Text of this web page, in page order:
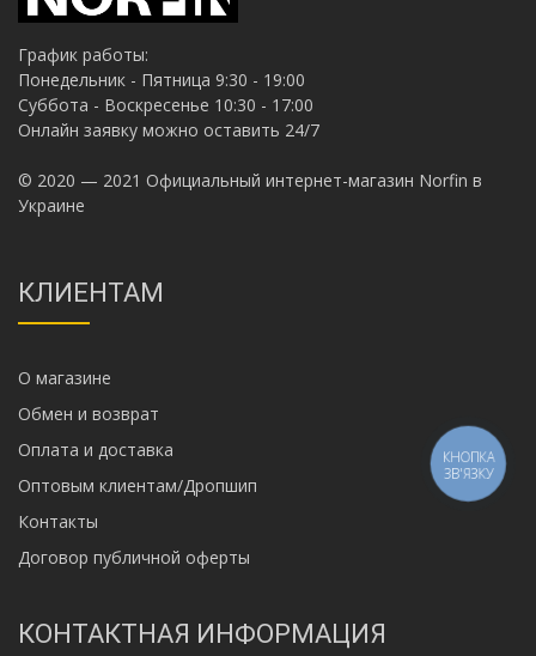
График работы:
Понедельник - Пятница 9:30 - 19:00
Суббота - Воскресенье 10:30 - 17:00
Онлайн заявку можно оставить 24/7
© 2020 — 2021 Официальный интернет-магазин Norfin в
Украине
КЛИЕНТАМ
О магазине
Обмен и возврат
Оплата и доставка
Оптовым клиентам/Дропшип
Контакты
Договор публичной оферты
КОНТАКТНАЯ ИНФОРМАЦИЯ
КНОПКА
ЗВ'ЯЗКУ